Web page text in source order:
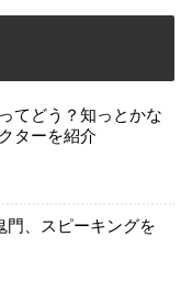
てどう？知っとかな
ターを紹介
門、スピーキングを